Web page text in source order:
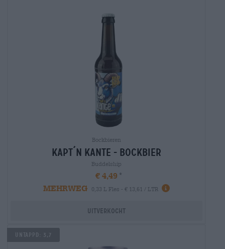
Bockbieren
kapt´n kante - bockbier
Buddelship
€ 4,49
MEHRWEG
0,33 L Fles - € 13,61 / LTR
Uitverkocht
UNTAPPD: 3,7